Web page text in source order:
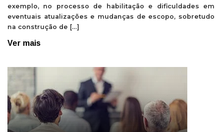
exemplo, no processo de habilitação e dificuldades em
eventuais atualizações e mudanças de escopo, sobretudo
na construção de […]
Ver mais